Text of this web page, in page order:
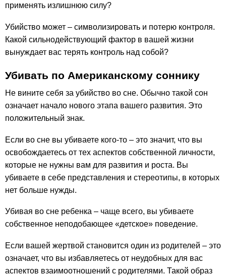
применять излишнюю силу?
Убийство может – символизировать и потерю контроля.
Какой сильнодействующий фактор в вашей жизни
вынуждает вас терять контроль над собой?
Убивать по Американскому соннику
Не вините себя за убийство во сне. Обычно такой сон
означает начало нового этапа вашего развития. Это
положительный знак.
Если во сне вы убиваете кого-то – это значит, что вы
освобождаетесь от тех аспектов собственной личности,
которые не нужны вам для развития и роста. Вы
убиваете в себе представления и стереотипы, в которых
нет больше нужды.
Убивая во сне ребенка – чаще всего, вы убиваете
собственное неподобающее «детское» поведение.
Если вашей жертвой становится один из родителей – это
означает, что вы избавляетесь от неудобных для вас
аспектов взаимоотношений с родителями. Такой образ